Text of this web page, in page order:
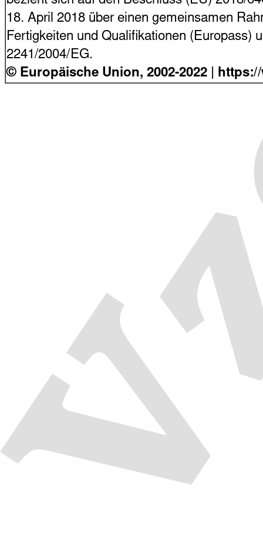
18. April 2018 über einen gemeinsamen
Fertigkeiten und Qualifikationen (Europass)
2241/2004/EG.
© Europäische Union, 2002-2022 |